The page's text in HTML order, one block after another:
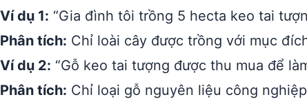
Ví dụ 1: “Gia đình tôi trồng 5 hecta keo tai
Phân tích: Chỉ loài cây được trồng với mục
Ví dụ 2: “Gỗ keo tai tượng được thu mua để
Phân tích: Chỉ loại gỗ nguyên liệu công